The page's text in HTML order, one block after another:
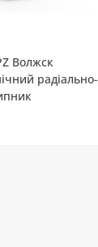
Волжск
радіально-